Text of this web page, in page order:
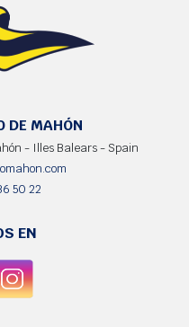
DE MAHÓN
- Illes Balears - Spain
50 22
EN